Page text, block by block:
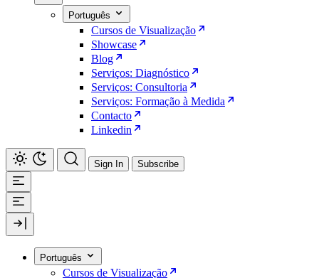
Português
Cursos de Visualização
Showcase
Blog
Serviços: Diagnóstico
Serviços: Consultoria
Serviços: Formação à Medida
Contacto
Linkedin
Sign In Subscribe
Português
Cursos de Visualização